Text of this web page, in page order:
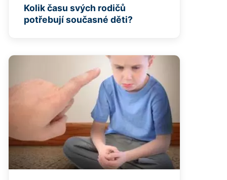
Kolik času svých rodičů
potřebují současné děti?